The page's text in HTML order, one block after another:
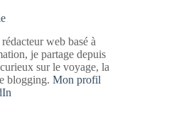
web basé à
je partage depuis
sur le voyage, la
blogging. Mon profil